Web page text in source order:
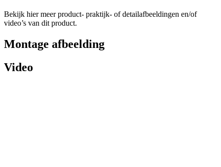
Bekijk hier meer product- praktijk- of detailafbeeldingen en/of
video’s van dit product.
Montage afbeelding
Video